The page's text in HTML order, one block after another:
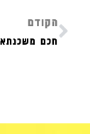
הקודם